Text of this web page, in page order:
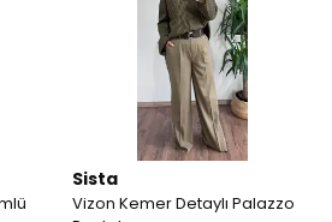
Sista
Vizon Kemer Detaylı Palazzo